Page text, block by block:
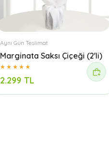
Aynı Gün Teslimat
Marginata Saksı Çiçeği (2'li)
2.299 TL